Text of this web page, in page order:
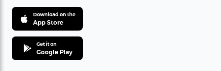
Download on the
App Store
Get it on
Google Play